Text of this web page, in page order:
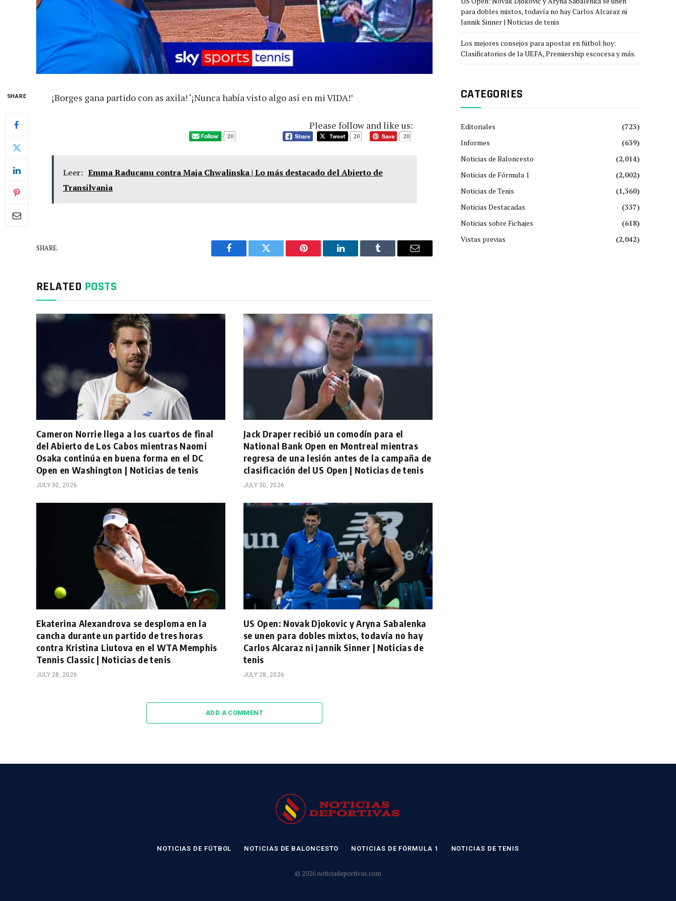
SHARE ¡Borges gana partido con as axila! ‘¡Nunca había visto algo así en mi VIDA!’
Please follow and like us:
20 20 20
Leer: Emma Raducanu contra Maja Chwalinska | Lo más destacado del Abierto de
Transilvania
SHARE.
Facebook Twitter Pinterest LinkedIn Tumblr Email
RELATED POSTS
Cameron Norrie llega a los cuartos de final
del Abierto de Los Cabos mientras Naomi
Osaka continúa en buena forma en el DC
Open en Washington | Noticias de tenis
JULY 30, 2026
Jack Draper recibió un comodín para el
National Bank Open en Montreal mientras
regresa de una lesión antes de la campaña de
clasificación del US Open | Noticias de tenis
JULY 30, 2026
Ekaterina Alexandrova se desploma en la
cancha durante un partido de tres horas
contra Kristina Liutova en el WTA Memphis
Tennis Classic | Noticias de tenis
JULY 28, 2026
US Open: Novak Djokovic y Aryna Sabalenka
se unen para dobles mixtos, todavía no hay
Carlos Alcaraz ni Jannik Sinner | Noticias de
tenis
JULY 28, 2026
ADD A COMMENT
para dobles mixtos, todavía no hay Carlos Alcaraz ni
Jannik Sinner | Noticias de tenis
Los mejores consejos para apostar en fútbol hoy:
Clasificatorios de la UEFA, Premiership escocesa y más.
CATEGORIES
Editoriales
(723)
Informes
(639)
Noticias de Baloncesto
(2,014)
Noticias de Fórmula 1
(2,002)
Noticias de Tenis
(1,360)
Noticias Destacadas
(337)
Noticias sobre Fichajes
(618)
Vistas previas
(2,042)
NOTICIAS DE FÚTBOL NOTICIAS DE BALONCESTO NOTICIAS DE FÓRMULA 1 NOTICIAS DE TENIS
© 2026 noticiadeportivas.com